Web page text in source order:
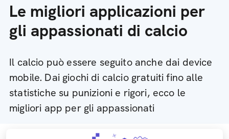
Le migliori applicazioni per
gli appassionati di calcio
Il calcio può essere seguito anche dai device
mobile. Dai giochi di calcio gratuiti fino alle
statistiche su punizioni e rigori, ecco le
migliori app per gli appassionati